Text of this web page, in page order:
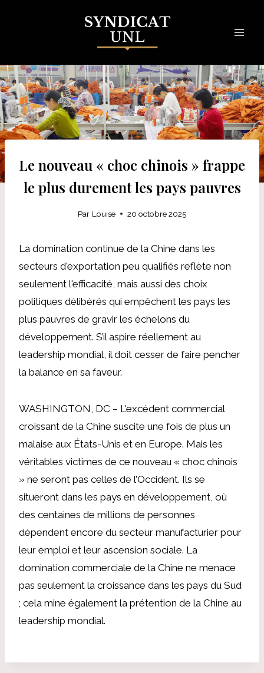
Le nouveau « choc chinois » frappe
le plus durement les pays pauvres
Par Louise 20 octobre 2025
La domination continue de la Chine dans les
secteurs d'exportation peu qualifiés reflète non
seulement l'efficacité, mais aussi des choix
politiques délibérés qui empêchent les pays les
plus pauvres de gravir les échelons du
développement. S’il aspire réellement au
leadership mondial, il doit cesser de faire pencher
la balance en sa faveur.
WASHINGTON, DC – L'excédent commercial
croissant de la Chine suscite une fois de plus un
malaise aux États-Unis et en Europe. Mais les
véritables victimes de ce nouveau « choc chinois
» ne seront pas celles de l’Occident. Ils se
situeront dans les pays en développement, où
des centaines de millions de personnes
dépendent encore du secteur manufacturier pour
leur emploi et leur ascension sociale. La
domination commerciale de la Chine ne menace
pas seulement la croissance dans les pays du Sud
; cela mine également la prétention de la Chine au
leadership mondial.